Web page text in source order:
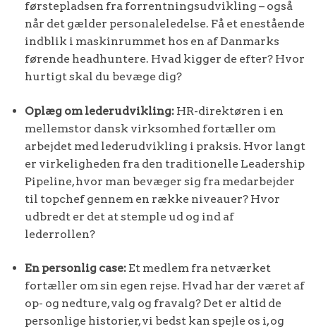
førstepladsen fra forrentningsudvikling – også
når det gælder personaleledelse. Få et enestående
indblik i maskinrummet hos en af Danmarks
førende headhuntere. Hvad kigger de efter? Hvor
hurtigt skal du bevæge dig?
Oplæg om lederudvikling: HR-direktøren i en
mellemstor dansk virksomhed fortæller om
arbejdet med lederudvikling i praksis. Hvor langt
er virkeligheden fra den traditionelle Leadership
Pipeline, hvor man bevæger sig fra medarbejder
til topchef gennem en række niveauer? Hvor
udbredt er det at stemple ud og ind af
lederrollen?
En personlig case: Et medlem fra netværket
fortæller om sin egen rejse. Hvad har der været af
op- og nedture, valg og fravalg? Det er altid de
personlige historier, vi bedst kan spejle os i, og